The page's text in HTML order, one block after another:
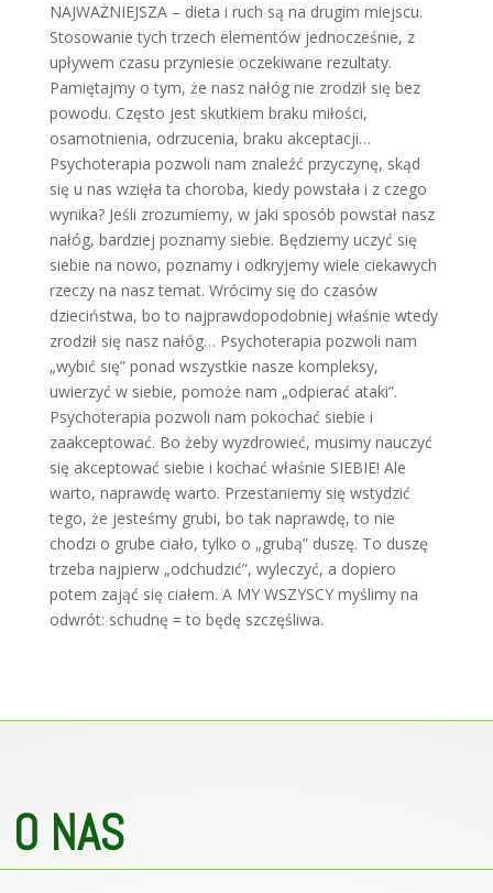
NAJWAŻNIEJSZA – dieta i ruch są na drugim miejscu.
Stosowanie tych trzech elementów jednocześnie, z
upływem czasu przyniesie oczekiwane rezultaty.
Pamiętajmy o tym, że nasz nałóg nie zrodził się bez
powodu. Często jest skutkiem braku miłości,
osamotnienia, odrzucenia, braku akceptacji…
Psychoterapia pozwoli nam znaleźć przyczynę, skąd
się u nas wzięła ta choroba, kiedy powstała i z czego
wynika? Jeśli zrozumiemy, w jaki sposób powstał nasz
nałóg, bardziej poznamy siebie. Będziemy uczyć się
siebie na nowo, poznamy i odkryjemy wiele ciekawych
rzeczy na nasz temat. Wrócimy się do czasów
dzieciństwa, bo to najprawdopodobniej właśnie wtedy
zrodził się nasz nałóg… Psychoterapia pozwoli nam
„wybić się” ponad wszystkie nasze kompleksy,
uwierzyć w siebie, pomoże nam „odpierać ataki”.
Psychoterapia pozwoli nam pokochać siebie i
zaakceptować. Bo żeby wyzdrowieć, musimy nauczyć
się akceptować siebie i kochać właśnie SIEBIE! Ale
warto, naprawdę warto. Przestaniemy się wstydzić
tego, że jesteśmy grubi, bo tak naprawdę, to nie
chodzi o grube ciało, tylko o „grubą” duszę. To duszę
trzeba najpierw „odchudzić”, wyleczyć, a dopiero
potem zająć się ciałem. A MY WSZYSCY myślimy na
odwrót: schudnę = to będę szczęśliwa.
O NAS